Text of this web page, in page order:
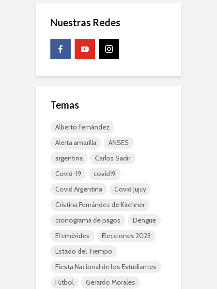
Nuestras Redes
Temas
Alberto Fernández
Alerta amarilla
ANSES
argentina
Carlos Sadir
Covid-19
covid19
Covid Argentina
Covid Jujuy
Cristina Fernández de Kirchner
cronograma de pagos
Dengue
Efemérides
Elecciones 2023
Estado del Tiempo
Fiesta Nacional de los Estudiantes
Fútbol
Gerardo Morales